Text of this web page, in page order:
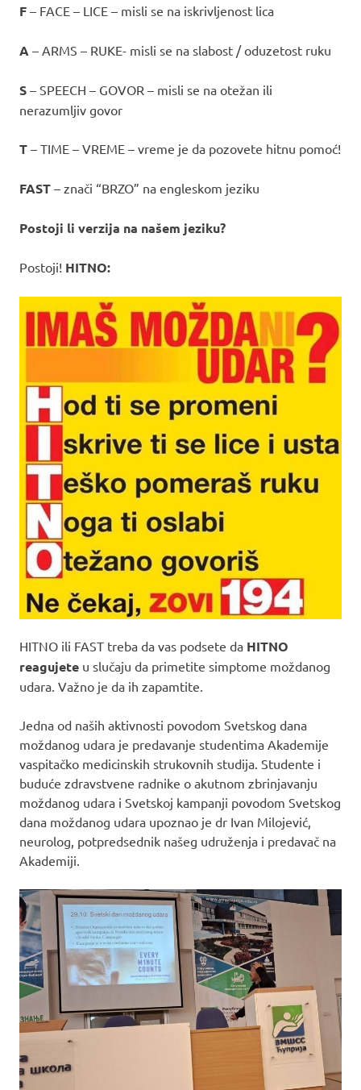
F – FACE – LICE – misli se na iskrivljenost lica
A – ARMS – RUKE- misli se na slabost / oduzetost ruku
S – SPEECH – GOVOR – misli se na otežan ili
nerazumljiv govor
T – TIME – VREME – vreme je da pozovete hitnu pomoć!
FAST – znači “BRZO” na engleskom jeziku
Postoji li verzija na našem jeziku?
Postoji! HITNO:
HITNO ili FAST treba da vas podsete da HITNO
reagujete u slučaju da primetite simptome moždanog
udara. Važno je da ih zapamtite.
Jedna od naših aktivnosti povodom Svetskog dana
moždanog udara je predavanje studentima Akademije
vaspitačko medicinskih strukovnih studija. Studente i
buduće zdravstvene radnike o akutnom zbrinjavanju
moždanog udara i Svetskoj kampanji povodom Svetskog
dana moždanog udara upoznao je dr Ivan Milojević,
neurolog, potpredsednik našeg udruženja i predavač na
Akademiji.